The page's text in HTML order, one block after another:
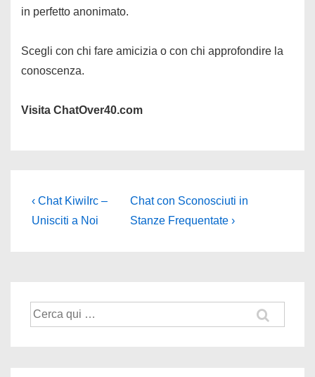
in perfetto anonimato.
Scegli con chi fare amicizia o con chi approfondire la
conoscenza.
Visita ChatOver40.com
Navigazione
articoli
L'articolo
precedente
‹ Chat KiwiIrc –
Unisciti a Noi
Il
prossimo
Chat con Sconosciuti in
Stanze Frequentate ›
Cerca: